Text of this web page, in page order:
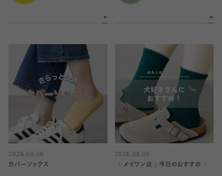
2026.08.06
カバーソックス
2026.08.06
〈 メイワン店｜今日のおすすめ 〉